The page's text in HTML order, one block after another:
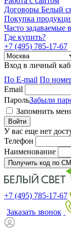
Договоры Белый
Покупка
Часто задаваемые
Где купить?
+7 (495) 785-17-67
Вход в личный
По E-mail По
Email
ПарольЗабыли
Запомнить
Войти
У вас еще нет
Телефон
Наименование
Получить код по
+7 (495) 785-17-67
Заказать звонок